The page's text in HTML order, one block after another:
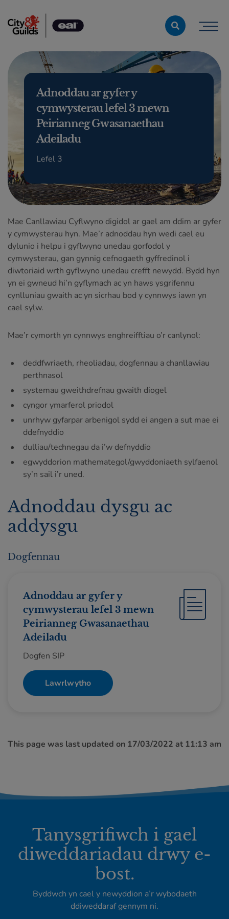
Adnoddau ar gyfer y
cymwysterau lefel 3 mewn
Peirianneg Gwasanaethau
Adeiladu
Lefel 3
Mae Canllawiau Cyflwyno digidol ar gael am ddim ar gyfer
y cymwysterau hyn. Mae’r adnoddau hyn wedi cael eu
dylunio i helpu i gyflwyno unedau gorfodol y
cymwysterau, gan gynnig cefnogaeth gyffredinol i
diwtoriaid wrth gyflwyno unedau crefft newydd. Bydd hyn
yn ei gwneud hi’n gyflymach ac yn haws ysgrifennu
cynlluniau gwaith ac yn sicrhau bod y cynnwys iawn yn
cael sylw.
Mae’r cymorth yn cynnwys enghreifftiau o’r canlynol:
deddfwriaeth, rheoliadau, dogfennau a chanllawiau
perthnasol
systemau gweithdrefnau gwaith diogel
cyngor ymarferol priodol
unrhyw gyfarpar arbenigol sydd ei angen a sut mae ei
ddefnyddio
dulliau/technegau da i’w defnyddio
egwyddorion mathemategol/gwyddoniaeth sylfaenol
sy’n sail i’r uned.
Adnoddau dysgu ac
addysgu
Dogfennau
Adnoddau ar gyfer y
cymwysterau lefel 3 mewn
Peirianneg Gwasanaethau
Adeiladu
Dogfen SIP
Lawrlwytho
This page was last updated on 17/03/2022 at 11:13 am
Tanysgrifiwch i gael
diweddariadau drwy e-
bost.
Byddwch yn cael y newyddion a’r wybodaeth
ddiweddaraf gennym ni.